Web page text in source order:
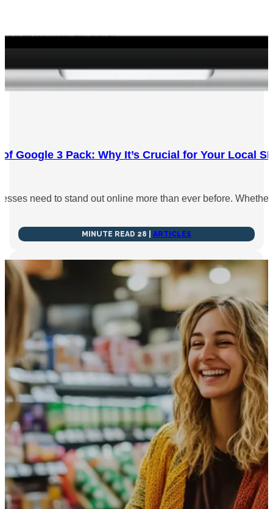
Google 3 Pack: Why It’s Crucial for Your Local
need to stand out online more than ever before. Whether
ARTICLES
|